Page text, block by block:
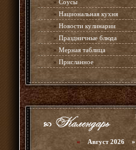
» Соусы
» Национальная кухня
» Новости кулинарии
» Праздничные блюда
» Мерная таблица
» Присланное
« Август 2026 »